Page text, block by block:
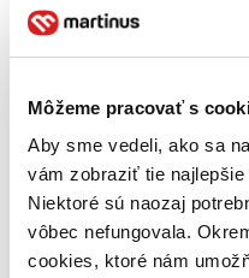
Môžeme pracovať s
Aby sme vedeli, ako sa
vám zobraziť tie
Niektoré sú naozaj
vôbec nefungovala.
cookies, ktoré nám
John Murray (3 tituly)
Company2
Prostor (2 tituly)
Canongate Books (2
Forgotten Books (2
Inštitút
psychoterapie a
Fontána (1 titul)
Eugenika (1 titul)